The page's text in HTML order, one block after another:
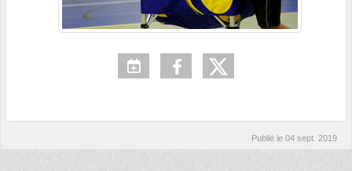
Publié le 04 sept. 2019